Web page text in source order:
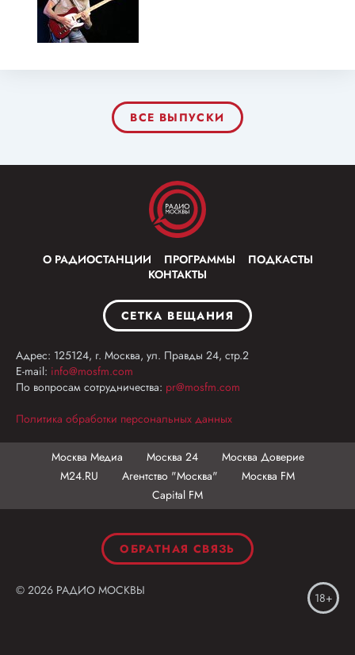
ВСЕ ВЫПУСКИ
О РАДИОСТАНЦИИ ПРОГРАММЫ
ПОДКАСТЫ
КОНТАКТЫ
СЕТКА ВЕЩАНИЯ
Адрес: 125124, г. Москва, ул. Правды 24, стр.2
E-mail: info@mosfm.com
По вопросам сотрудничества: pr@mosfm.com
Политика обработки персональных данных
Москва Медиа Москва 24
Москва Доверие
М24.RU
Агентство "Москва"
Москва FM
Capital FM
© 2026 РАДИО МОСКВЫ
ОБРАТНАЯ СВЯЗЬ
18+